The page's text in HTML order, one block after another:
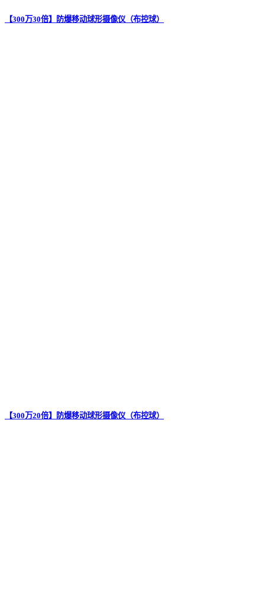
【300万30倍】防爆移动球形摄像仪（布控球）
【300万20倍】防爆移动球形摄像仪（布控球）